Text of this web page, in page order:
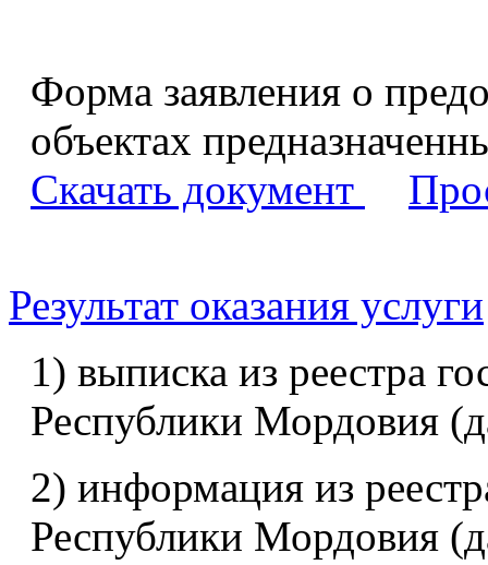
Форма заявления о
объектах
Скачать документ
Результат оказания услуги
1) выписка из реестра
Республики Мордовия
2) информация из
Республики Мордовия